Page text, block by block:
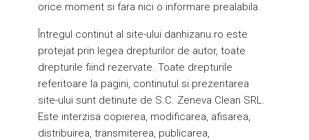
orice moment si fara nici o informare prealabila.
Întregul continut al site-ului danhizanu.ro este
protejat prin legea drepturilor de autor, toate
drepturile fiind rezervate. Toate drepturile
referitoare la pagini, continutul si prezentarea
site-ului sunt detinute de S.C. Zeneva Clean SRL.
Este interzisa copierea, modificarea, afisarea,
distribuirea, transmiterea, publicarea,